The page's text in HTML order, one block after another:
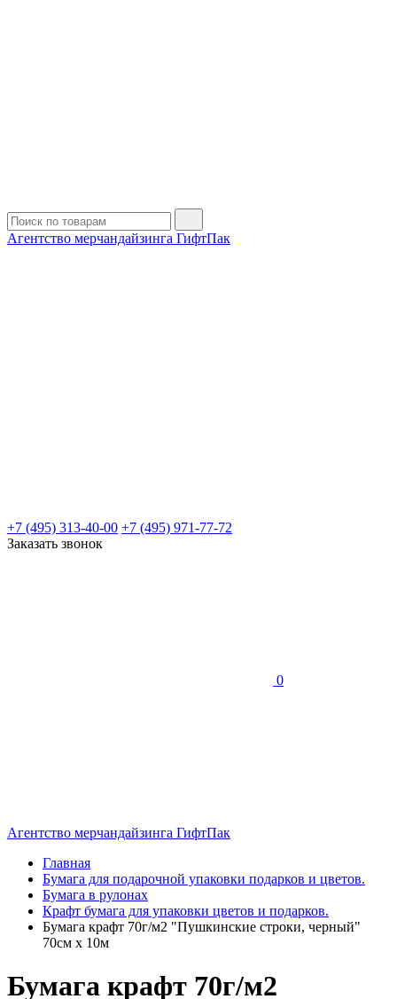
Агентство мерчандайзинга ГифтПак
+7 (495) 313-40-00 +7 (495) 971-77-72
Заказать звонок
0
Агентство мерчандайзинга ГифтПак
Главная
Бумага для подарочной упаковки подарков и цветов.
Бумага в рулонах
Крафт бумага для упаковки цветов и подарков.
Бумага крафт 70г/м2 "Пушкинские строки, черный"
70см х 10м
Бумага крафт 70г/м2